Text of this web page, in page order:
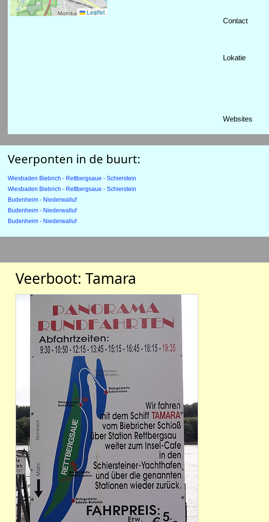
Leaflet
Contact
Lokatie
Websites
Veerponten in de buurt:
Wiesbaden Biebrich - Rettbergsaue - Schierstein
Wiesbaden Biebrich - Rettbergsaue - Schierstein
Budenheim - Niederwalluf
Budenheim - Niederwalluf
Budenheim - Niederwalluf
Veerboot: Tamara